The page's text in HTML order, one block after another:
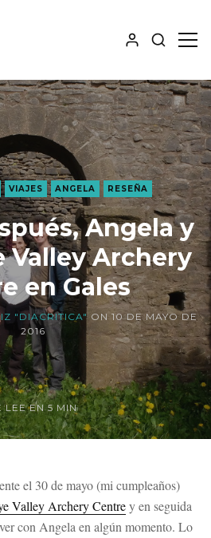
VIAJES ANGELA RESEÑA
Angela y
Valley Archery
en Gales
"DIACRITICA"ON 10 DE MAYO DE
2016
LEE EN 5 MIN
el 30 de mayo (mi cumpleaños)
Valley Archery Centrey en seguida
con Angela en algún momento. Lo